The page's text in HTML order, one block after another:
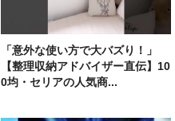
「意外な使い方で大バズり！」
【整理収納アドバイザー直伝】10
0均・セリアの人気商...